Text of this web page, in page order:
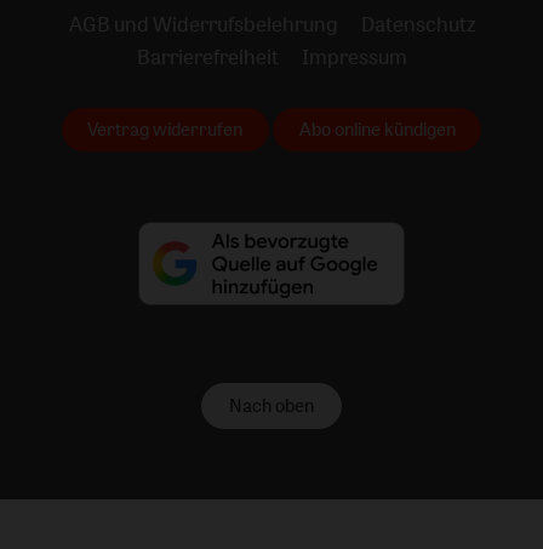
AGB und Widerrufsbelehrung
Datenschutz
Barrierefreiheit
Impressum
Vertrag widerrufen Abo online kündigen
Nach oben